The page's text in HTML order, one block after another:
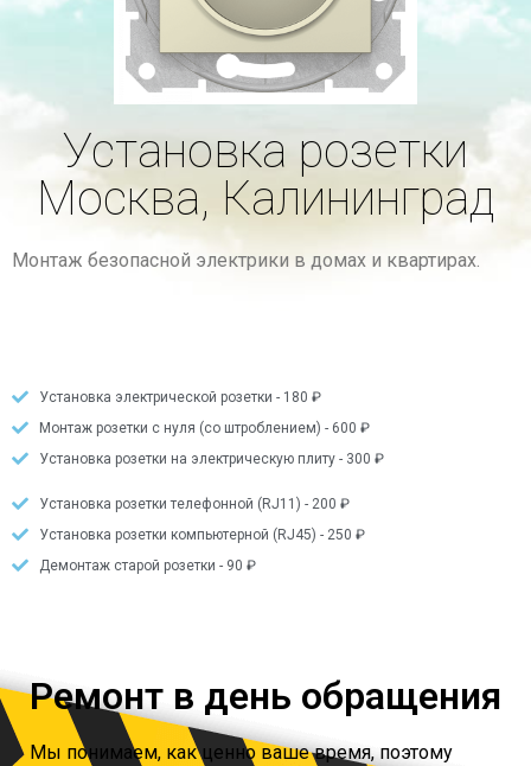
Установка розетки
Москва, Калининград
Монтаж безопасной электрики в домах и квартирах.
Установка электрической розетки - 180 ₽
Монтаж розетки с нуля (со штроблением) - 600 ₽
Установка розетки на электрическую плиту - 300 ₽
Установка розетки телефонной (RJ11) - 200 ₽
Установка розетки компьютерной (RJ45) - 250 ₽
Демонтаж старой розетки - 90 ₽
Ремонт в день обращения
Мы понимаем, как ценно ваше время, поэтому